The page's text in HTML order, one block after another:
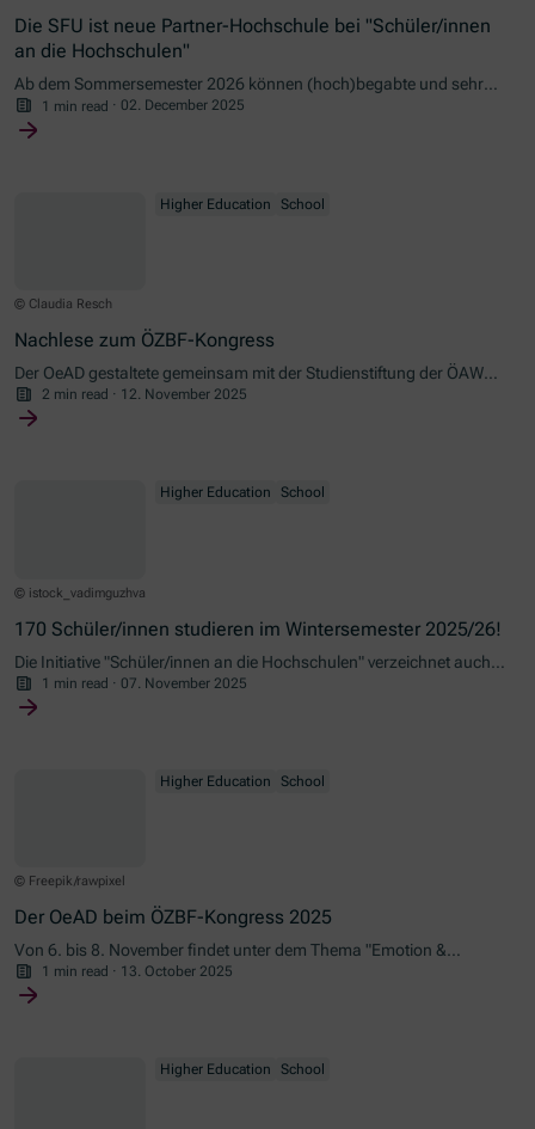
Die SFU ist neue Partner-Hochschule bei "Schüler/innen
an die Hochschulen"
Ab dem Sommersemester 2026 können (hoch)begabte und sehr
motivierte Schüler/innen an der Sigmund Freud PrivatUniversität
Wien ein Studium beginnen.
1 min read · 02. December 2025
© Claudia Resch
Higher Education School
Nachlese zum ÖZBF-Kongress
Der OeAD gestaltete gemeinsam mit der Studienstiftung der ÖAW
und der Studienstiftung Pro Scientia ein Symposium im Rahmen des
ÖZBF-Kongresses am 8. November an der PH Salzburg.
2 min read · 12. November 2025
© istock_vadimguzhva
Higher Education School
170 Schüler/innen studieren im Wintersemester 2025/26!
Die Initiative "Schüler/innen an die Hochschulen" verzeichnet auch
im Wintersemester 2025/26 stabil hohe Teilnehmenden-Zahlen.
1 min read · 07. November 2025
© Freepik/rawpixel
Higher Education School
Der OeAD beim ÖZBF-Kongress 2025
Von 6. bis 8. November findet unter dem Thema "Emotion &
Begabung" der Internationale ÖZBF-Kongress an der PH Salzburg
statt. Der OeAD ist mit der Initiative "Schülerinnen und Schüler an die
1 min read · 13. October 2025
Higher Education School